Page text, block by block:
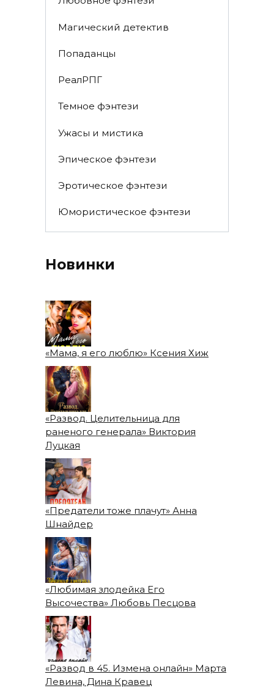
Магический детектив
Попаданцы
РеалРПГ
Темное фэнтези
Ужасы и мистика
Эпическое фэнтези
Эротическое фэнтези
Юмористическое фэнтези
Новинки
«Мама, я его люблю» Ксения Хиж
«Развод. Целительница для
раненого генерала» Виктория
Луцкая
«Предатели тоже плачут» Анна
Шнайдер
«Любимая злодейка Его
Высочества» Любовь Песцова
«Развод в 45. Измена онлайн» Марта
Левина, Дина Кравец